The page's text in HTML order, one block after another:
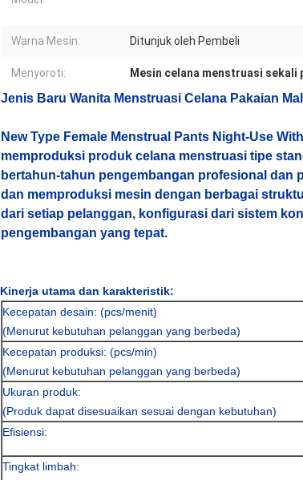
Warna Mesin: Ditunjuk oleh Pembeli
Menyoroti: Mesin celana menstruasi sekali
Jenis Baru Wanita Menstruasi Celana Pakaian
New Type Female Menstrual Pants Night-Use
memproduksi produk celana menstruasi tipe
bertahun-tahun pengembangan profesional dan
dan memproduksi mesin dengan berbagai
dari setiap pelanggan, konfigurasi dari sistem
pengembangan yang tepat.
Kinerja utama dan karakteristik:
Kecepatan desain: (pcs/menit)
(Menurut kebutuhan pelanggan yang berbeda)
Kecepatan produksi: (pcs/min)
(Menurut kebutuhan pelanggan yang berbeda)
Ukuran produk:
(Produk dapat disesuaikan sesuai dengan kebutuhan)
Efisiensi:
Tingkat limbah: